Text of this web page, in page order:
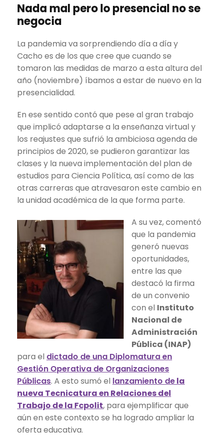
Nada mal pero lo presencial no se
negocia
La pandemia va sorprendiendo día a día y
Cacho es de los que cree que cuando se
tomaron las medidas de marzo a esta altura del
año (noviembre) íbamos a estar de nuevo en la
presencialidad.
En ese sentido contó que pese al gran trabajo
que implicó adaptarse a la enseñanza virtual y
los reajustes que sufrió la ambiciosa agenda de
principios de 2020, se pudieron garantizar las
clases y la nueva implementación del plan de
estudios para Ciencia Política, así como de las
otras carreras que atravesaron este cambio en
la unidad académica de la que forma parte.
A su vez, comentó
que la pandemia
generó nuevas
oportunidades,
entre las que
destacó la firma
de un convenio
con el Instituto
Nacional de
Administración
Pública (INAP)
para el dictado de una Diplomatura en
Gestión Operativa de Organizaciones
Públicas. A esto sumó el lanzamiento dela
nueva Tecnicatura en Relaciones del
Trabajo de la Fcpolit, para ejemplificar que
aún en este contexto se ha logrado ampliar la
oferta educativa.